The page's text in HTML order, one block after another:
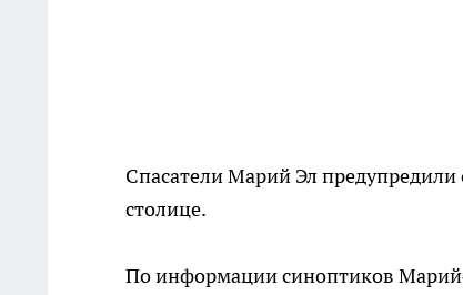
Спасатели Марий Эл предупредили
столице.
По информации синоптиков